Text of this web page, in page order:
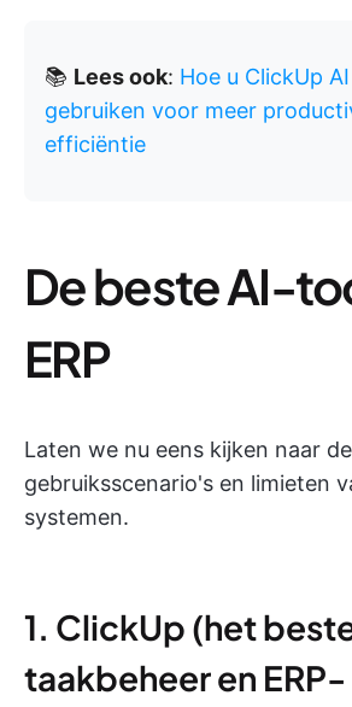
📚 Lees ook: Hoe u ClickUp
gebruiken voor meer
efficiëntie
De beste AI-
ERP
Laten we nu eens kijken naar
gebruiksscenario's en limieten
systemen.
1. ClickUp (het
taakbeheer en ERP-